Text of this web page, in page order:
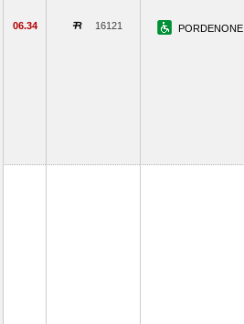
06.34 16121 PORDENONE